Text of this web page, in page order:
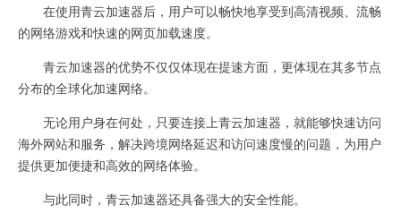
在使用青云加速器后，用户可以畅快地享受到高清视频、流畅
的网络游戏和快速的网页加载速度。
青云加速器的优势不仅仅体现在提速方面，更体现在其多节点
分布的全球化加速网络。
无论用户身在何处，只要连接上青云加速器，就能够快速访问
海外网站和服务，解决跨境网络延迟和访问速度慢的问题，为用户
提供更加便捷和高效的网络体验。
与此同时，青云加速器还具备强大的安全性能。